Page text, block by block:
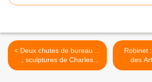
< Deux chutes de bureau ...
, sculptures de Charles
Cressent
Robinet